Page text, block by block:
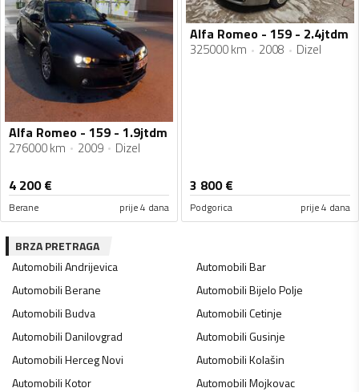
Alfa Romeo - 159 - 1.9jtdm
276000 km 2009 Dizel
4 200€
Berane prije 4 dana
Alfa Romeo - 159 - 2.4jtdm
325000 km 2008 Dizel
3 800€
Podgorica prije 4 dana
BRZA PRETRAGA
AutomobiliAndrijevica AutomobiliBar
AutomobiliBerane AutomobiliBijelo Polje
AutomobiliBudva AutomobiliCetinje
AutomobiliDanilovgrad AutomobiliGusinje
AutomobiliHerceg Novi AutomobiliKolašin
AutomobiliKotor AutomobiliMojkovac